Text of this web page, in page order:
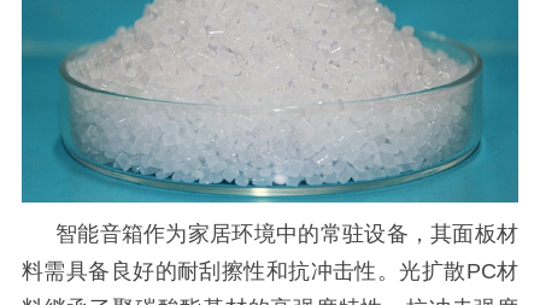
智能音箱作为家居环境中的常驻设备，其面板材
料需具备良好的耐刮擦性和抗冲击性。光扩散PC材